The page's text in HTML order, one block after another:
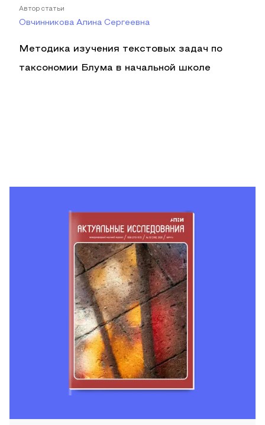
Автор статьи
Овчинникова Алина Сергеевна
Методика изучения текстовых задач по
таксономии Блума в начальной школе